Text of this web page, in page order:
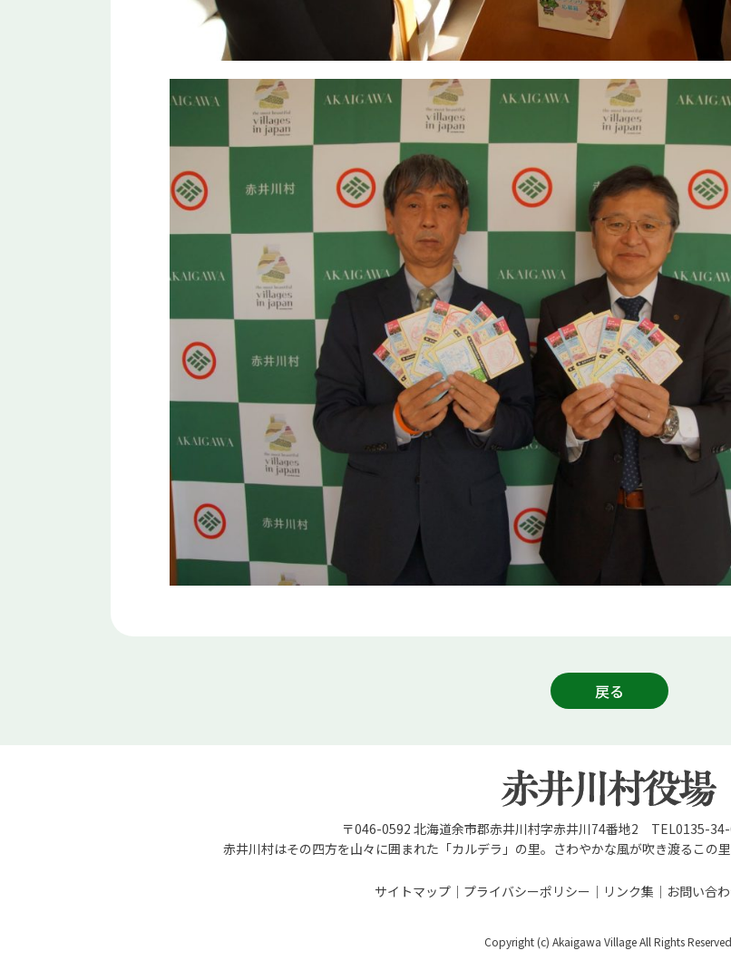
戻る
〒046-0592 北海道余市郡赤井川村字赤井川74番地2 TEL0135-
赤井川村はその四方を山々に囲まれた「カルデラ」の里。さわやかな風が吹き渡るこの
サイトマップ プライバシーポリシー リンク集 お問い合
Copyright (c) Akaigawa Village All Rights